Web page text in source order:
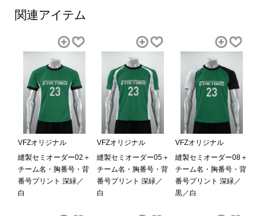
関連アイテム
VFZオリジナル
縫製セミオーダー02＋
チーム名・胸番号・背
番号プリント 深緑／
白
VFZオリジナル
縫製セミオーダー05＋
チーム名・胸番号・背
番号プリント 深緑／
白
VFZオリジナル
縫製セミオーダー08＋
チーム名・胸番号・背
番号プリント 深緑／
黒／白